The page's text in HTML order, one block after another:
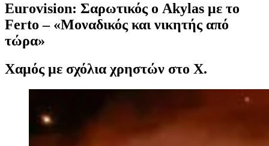
Eurovision: Σαρωτικός ο Akylas με το
Ferto – «Μοναδικός και νικητής από
τώρα»
Χαμός με σχόλια χρηστών στο Χ.